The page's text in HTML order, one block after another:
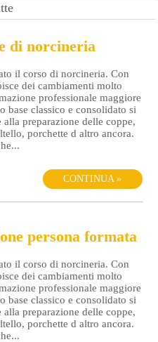
di norcineria
il corso di norcineria. Con
dei cambiamenti molto
professionale maggiore
base classico e consolidato si
preparazione delle coppe,
porchette d altro ancora.
CONTINUA »
persona formata
il corso di norcineria. Con
dei cambiamenti molto
professionale maggiore
base classico e consolidato si
preparazione delle coppe,
porchette d altro ancora.